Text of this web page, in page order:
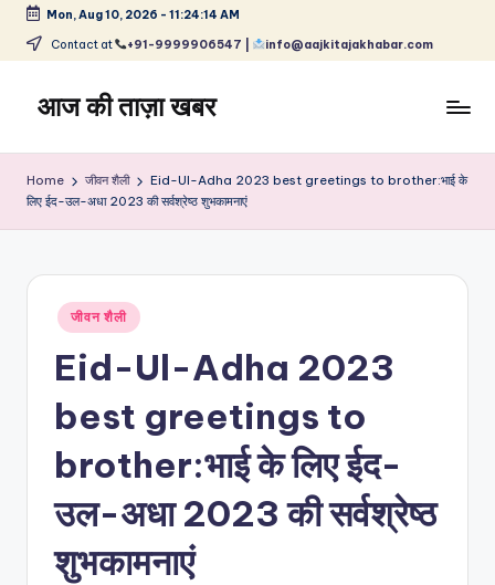
Skip
content
Mon, Aug 10, 2026 - 11:24:14 AM
Contact at +91-9999906547 | info@aajkitajakhabar.com
आज की ताज़ा खबर
ताज़ा
खेल,
Home जीवन शैली
Eid-Ul-Adha 2023 best greetings to brother:भाई के
लिए ईद-उल-अधा 2023 की सर्वश्रेष्ठ शुभकामनाएं
Posted
in
जीवन शैली
Eid-Ul-Adha 2023
best greetings to
brother:भाई के लिए ईद-
उल-अधा 2023 की सर्वश्रेष्ठ
शुभकामनाएं